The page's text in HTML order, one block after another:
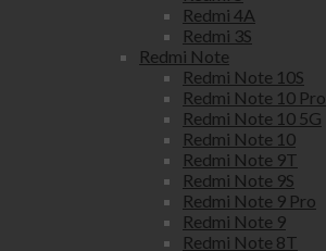
Redmi 4A
Redmi 3S
Redmi Note
Redmi Note 10S
Redmi Note 10 Pro
Redmi Note 10 5G
Redmi Note 10
Redmi Note 9T
Redmi Note 9S
Redmi Note 9 Pro
Redmi Note 9
Redmi Note 8T